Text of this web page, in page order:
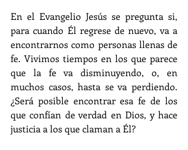
En el Evangelio Jesús se pregunta si,
para cuando Él regrese de nuevo, va a
encontrarnos como personas llenas de
fe. Vivimos tiempos en los que parece
que la fe va disminuyendo, o, en
muchos casos, hasta se va perdiendo.
¿Será posible encontrar esa fe de los
que confían de verdad en Dios, y hace
justicia a los que claman a Él?